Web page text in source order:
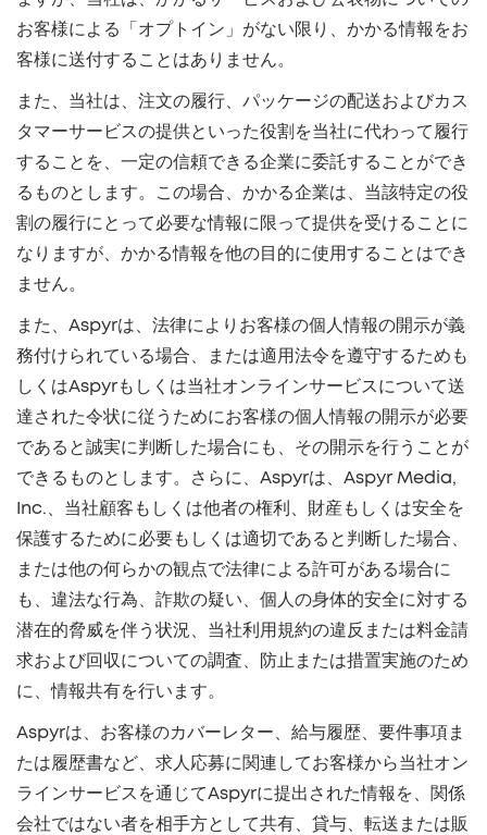
お客様による「オプトイン」がない限り、かかる情報をお
客様に送付することはありません。
また、当社は、注文の履行、パッケージの配送およびカス
タマーサービスの提供といった役割を当社に代わって履行
することを、一定の信頼できる企業に委託することができ
るものとします。この場合、かかる企業は、当該特定の役
割の履行にとって必要な情報に限って提供を受けることに
なりますが、かかる情報を他の目的に使用することはでき
ません。
また、Aspyrは、法律によりお客様の個人情報の開示が義
務付けられている場合、または適用法令を遵守するためも
しくはAspyrもしくは当社オンラインサービスについて送
達された令状に従うためにお客様の個人情報の開示が必要
であると誠実に判断した場合にも、その開示を行うことが
できるものとします。さらに、Aspyrは、Aspyr Media,
Inc.、当社顧客もしくは他者の権利、財産もしくは安全を
保護するために必要もしくは適切であると判断した場合、
または他の何らかの観点で法律による許可がある場合に
も、違法な行為、詐欺の疑い、個人の身体的安全に対する
潜在的脅威を伴う状況、当社利用規約の違反または料金請
求および回収についての調査、防止または措置実施のため
に、情報共有を行います。
Aspyrは、お客様のカバーレター、給与履歴、要件事項ま
たは履歴書など、求人応募に関連してお客様から当社オン
ラインサービスを通じてAspyrに提出された情報を、関係
会社ではない者を相手方として共有、貸与、転送または販